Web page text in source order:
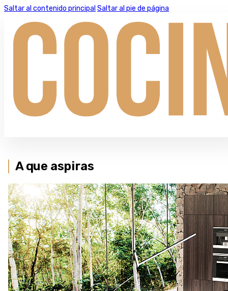
Saltar al contenido principal Saltar al pie de página
A que aspiras